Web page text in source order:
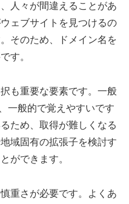
人々が間違えることがあ
ェブサイトを見つけるの
そのため、ドメイン名を
す。
も重要な要素です。一般
一般的で覚えやすいです
ため、取得が難しくなる
域固有の拡張子を検討す
ができます。
重さが必要です。よくあ